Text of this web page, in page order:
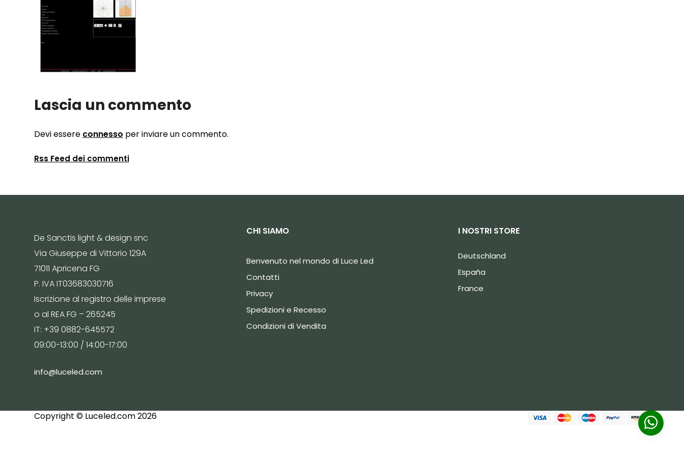
Lascia un commento
Devi essere connesso per inviare un commento.
Rss Feed dei commenti
De Sanctis light & design snc
Via Giuseppe di Vittorio 129A
71011 Apricena FG
P. IVA IT03683030716
Iscrizione al registro delle imprese
o al REA FG – 265245
IT: +39 0882-645572
09:00-13:00 / 14:00-17:00
info@luceled.com
CHI SIAMO
Benvenuto nel mondo di Luce Led
Contatti
Privacy
Spedizioni e Recesso
Condizioni di Vendita
I NOSTRI STORE
Deutschland
España
France
Copyright © Luceled.com 2026